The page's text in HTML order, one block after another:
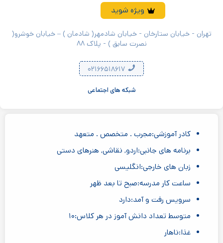
ویژه شوید
تهران - خیابان ستارخان - خیابان شادمهر( شادمان ) – خیابان خوشرو(
نصرت سابق ) - پلاک ۸۸
شبکه های اجتماعی
کادر آموزشی:مجرب . متخصص . متعهد
برنامه های جانبی:اردو, نقاشی, هنرهای دستی
زبان های خارجی:انگلیسی
ساعت کار مدرسه:صبح تا بعد ظهر
سرویس رفت و آمد:دارد
متوسط تعداد دانش آموز در هر کلاس:۱۰
غذا:ناهار